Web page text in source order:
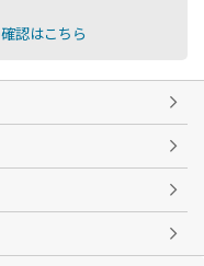
認はこちら